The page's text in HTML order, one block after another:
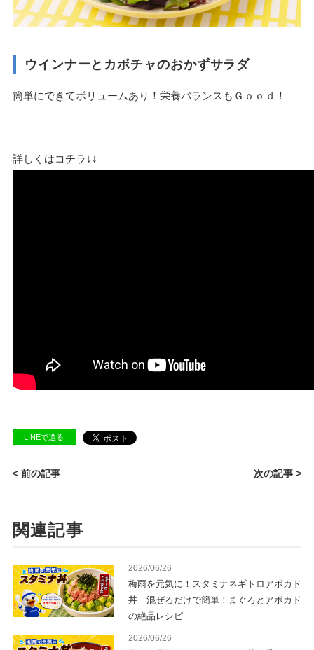
ウインナーとカボチャのおかずサラダ
簡単にできてボリュームあり！栄養バランスもＧｏｏｄ！
詳しくはコチラ↓↓
LINEで送る
< 前の記事 次の記事 >
関連記事
2026/06/26
梅雨を元気に！スタミナネギトロアボカド
丼｜混ぜるだけで簡単！まぐろとアボカド
の絶品レシピ
2026/06/26